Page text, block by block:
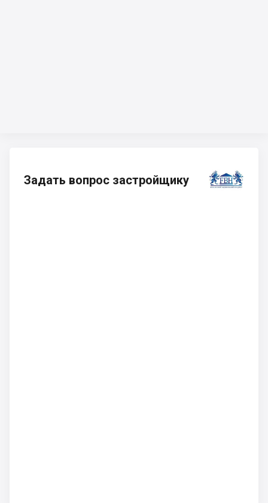
Задать вопрос застройщику